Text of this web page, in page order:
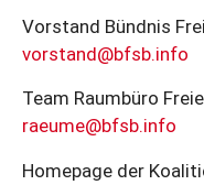
Vorstand Bündnis
vorstand@bfsb.info
Team Raumbüro
raeume@bfsb.info
Homepage der